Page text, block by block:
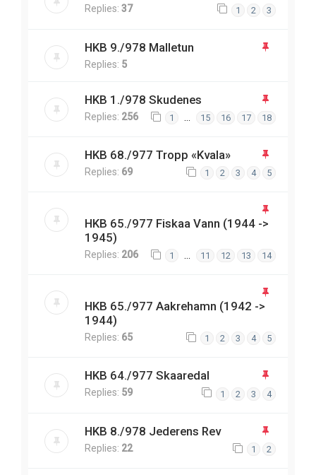
Replies: 37 1 2 3
HKB 9./978 Malletun
Replies: 5
HKB 1./978 Skudenes
Replies: 256 1 15 16 17 18
HKB 68./977 Tropp «Kvala»
Replies: 69 1 2 3 4 5
HKB 65./977 Fiskaa Vann (1944 ->
1945)
Replies: 206 1 … 11 12 13 14
HKB 65./977 Aakrehamn (1942 ->
1944)
Replies: 65 1 2 3 4 5
HKB 64./977 Skaaredal
Replies: 59 1 2 3 4
HKB 8./978 Jederens Rev
Replies: 22 1 2